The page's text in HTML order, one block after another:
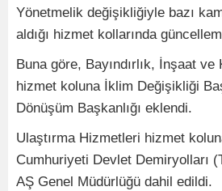
Yönetmelik değişikliğiyle bazı
aldığı hizmet kollarında
Buna göre, Bayındırlık, İnşaat
hizmet koluna İklim Değişikliği
Dönüşüm Başkanlığı eklendi.
Ulaştırma Hizmetleri hizmet
Cumhuriyeti Devlet Demiryolları
AŞ Genel Müdürlüğü dahil edildi.